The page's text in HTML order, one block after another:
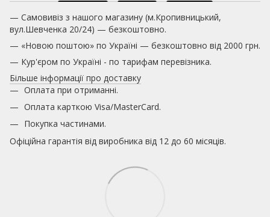
— Самовивіз з нашого магазину (м.Кропивницький,
вул.Шевченка 20/24) — безкоштовно.
— «Новою поштою» по Україні — безкоштовно від 2000 грн.
— Кур'єром по Україні - по тарифам перевізника.
Більше інформації про доставку
Оплата при отриманні.
Оплата карткою Visa/MasterCard.
Покупка частинами.
Офіційна гарантія від виробника від 12 до 60 місяців.